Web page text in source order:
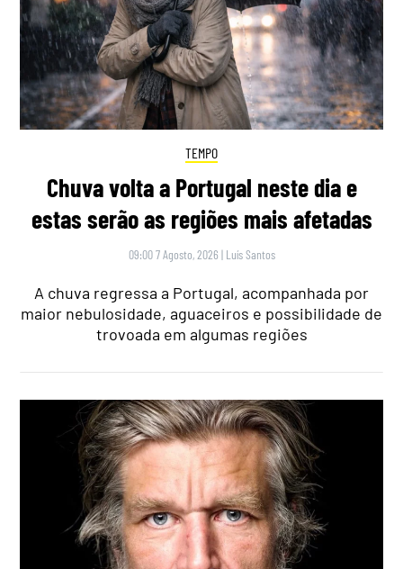
TEMPO
Chuva volta a Portugal neste dia e
estas serão as regiões mais afetadas
09:00 7 Agosto, 2026 | Luís Santos
A chuva regressa a Portugal, acompanhada por
maior nebulosidade, aguaceiros e possibilidade de
trovoada em algumas regiões